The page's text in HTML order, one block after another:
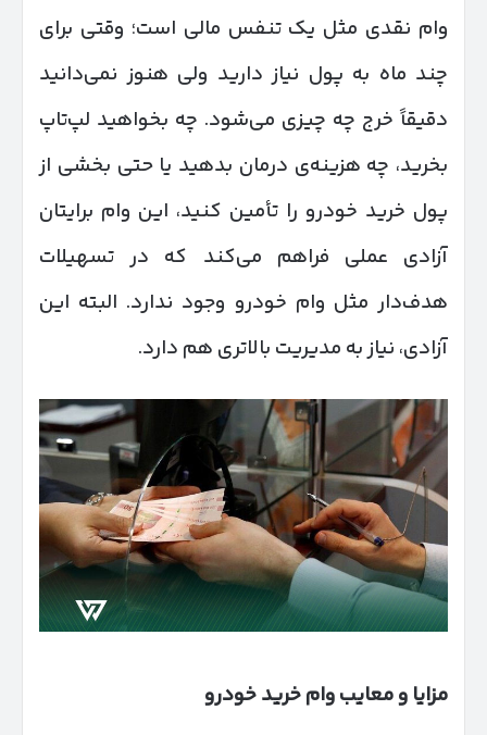
وام نقدی مثل یک تنفس مالی است؛ وقتی برای
چند ماه به پول نیاز دارید ولی هنوز نمی‌دانید
دقیقاً خرج چه چیزی می‌شود. چه بخواهید لپ‌تاپ
بخرید، چه هزینه‌ی درمان بدهید یا حتی بخشی از
پول خرید خودرو را تأمین کنید، این وام برایتان
آزادی عملی فراهم می‌کند که در تسهیلات
هدف‌دار مثل وام خودرو وجود ندارد. البته این
آزادی، نیاز به مدیریت بالاتری هم دارد.
مزایا و معایب وام خرید خودرو